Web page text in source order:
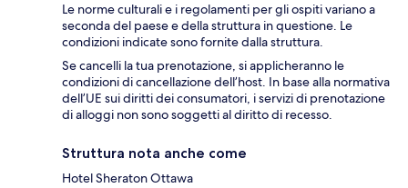
Le norme culturali e i regolamenti per gli ospiti variano a
seconda del paese e della struttura in questione. Le
condizioni indicate sono fornite dalla struttura.
Se cancelli la tua prenotazione, si applicheranno le
condizioni di cancellazione dell’host. In base alla normativa
dell’UE sui diritti dei consumatori, i servizi di prenotazione
di alloggi non sono soggetti al diritto di recesso.
Struttura nota anche come
Hotel Sheraton Ottawa